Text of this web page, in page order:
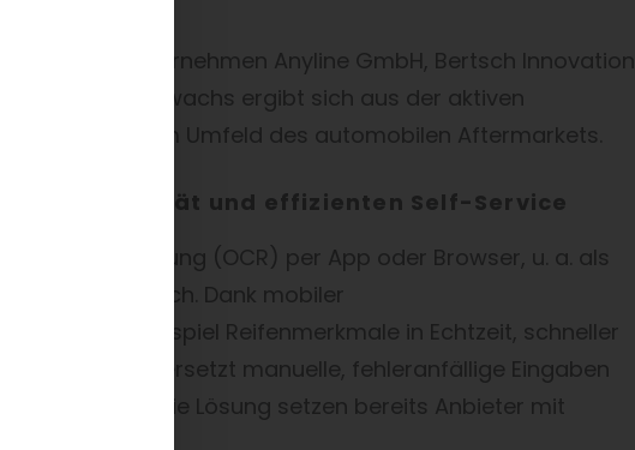
mit den Unternehmen Anyline GmbH, Bertsch Innovation
Der Partnerzuwachs ergibt sich aus der aktiven
Kunden im Umfeld des automobilen Aftermarkets.
Datenqualität und effizienten Self-Service
Texterkennung (OCR) per App oder Browser, u. a. als
Dank mobiler
zum Beispiel Reifenmerkmale in Echtzeit, schneller
Die Lösung ersetzt manuelle, fehleranfällige Eingaben
Auf die Lösung setzen bereits Anbieter mit